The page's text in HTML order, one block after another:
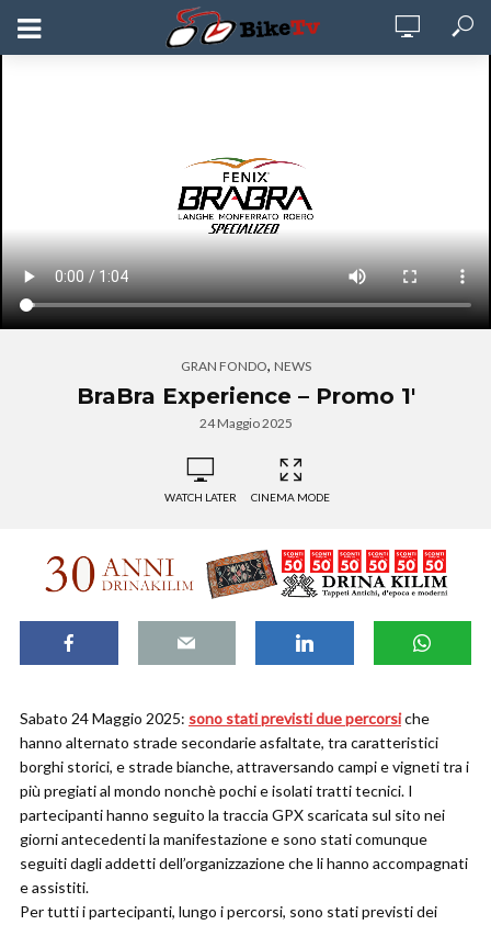
GRAN FONDO, NEWS
BraBra Experience – Promo 1′
24 Maggio 2025
WATCH LATER CINEMA MODE
Sabato 24 Maggio 2025: sono stati previsti due percorsiche
hanno alternato strade secondarie asfaltate, tra caratteristici
borghi storici, e strade bianche, attraversando campi e vigneti tra i
più pregiati al mondo nonchè pochi e isolati tratti tecnici. I
partecipanti hanno seguito la traccia GPX scaricata sul sito nei
giorni antecedenti la manifestazione e sono stati comunque
seguiti dagli addetti dell’organizzazione che li hanno accompagnati
e assistiti.
Per tutti i partecipanti, lungo i percorsi, sono stati previsti dei